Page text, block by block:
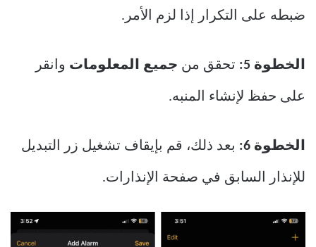
ضبطه على التكرار إذا لزم الأمر.
الخطوة 5: تحقق من جميع المعلومات وانقر
على حفظ لإنشاء المنبه.
الخطوة 6: بعد ذلك، قم بإيقاف تشغيل زر التبديل
للإنذار السابق في صفحة الإنذارات.